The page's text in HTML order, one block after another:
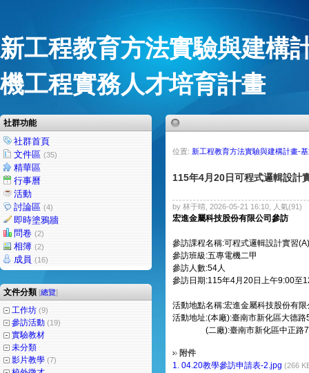
新工程教育方法實驗與建構
機工程實務人才培育計畫
社群功能
社群首頁
文件區 (35)
精華區
行事曆
活動
討論區 (4)
即時塗鴉牆
問卷 (2)
相簿 (2)
成員 (16)
文件分類 [總覽]
工作坊 (9)
參訪活動 (19)
實驗教材
未分類
影片教學 (7)
位置: 新工程教育方法實驗與建構計畫-
115年4月20日可程式邏輯設計
by 林于晴, 2026-05-21 16:10, 人氣(91)
宏進金屬科技股份有限公司 參訪
參訪課程名稱:可程式邏輯設計實習
參訪班級:五專電機二甲
參訪人數:54人
參訪日期:115年4月20日上午9:00至
活動地點名稱:宏進金屬科技股份有限
活動地址:(本廠):臺南市新化區大德路
(二廠):臺南市新化區中正路
附件
1. 04.20教學參訪申請表-2.jpg (266